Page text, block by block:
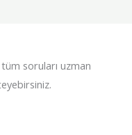
soruları uzman